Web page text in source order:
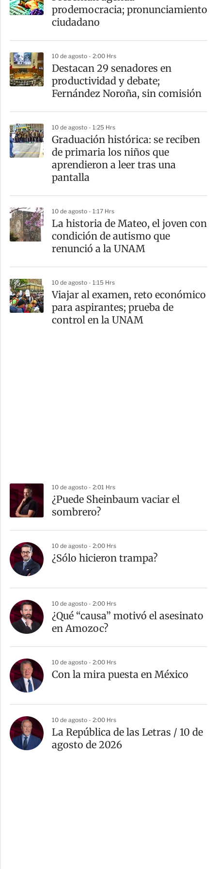
r
t
prodemocracia; pronunciamiento
ciudadano
10 de agosto - 2:00 Hrs
Destacan 29 senadores en
productividad y debate;
Fernández Noroña, sin comisión
10 de agosto - 1:25 Hrs
Graduación histórica: se reciben
de primaria los niños que
aprendieron a leer tras una
pantalla
10 de agosto - 1:17 Hrs
La historia de Mateo, el joven con
condición de autismo que
renunció a la UNAM
10 de agosto - 1:15 Hrs
Viajar al examen, reto económico
para aspirantes; prueba de
control en la UNAM
10 de agosto - 2:01 Hrs
¿Puede Sheinbaum vaciar el
sombrero?
10 de agosto - 2:00 Hrs
¿Sólo hicieron trampa?
10 de agosto - 2:00 Hrs
¿Qué “causa” motivó el asesinato
en Amozoc?
10 de agosto - 2:00 Hrs
Con la mira puesta en México
10 de agosto - 2:00 Hrs
La República de las Letras / 10 de
agosto de 2026